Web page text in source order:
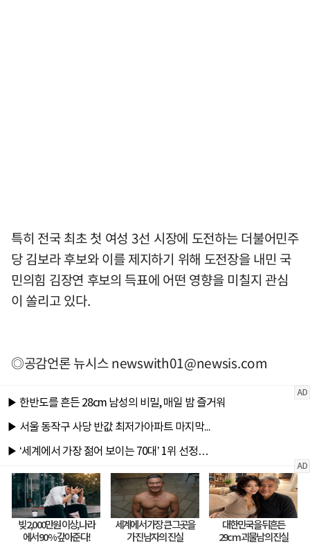
특히 전국 최초 첫 여성 3선 시장에 도전하는 더불어민주
당 김보라 후보와 이를 제지하기 위해 도전장을 내민 국
민의힘 김장연 후보의 득표에 어떤 영향을 미칠지 관심
이 쏠리고 있다.
◎공감언론 뉴시스newswith01@newsis.com